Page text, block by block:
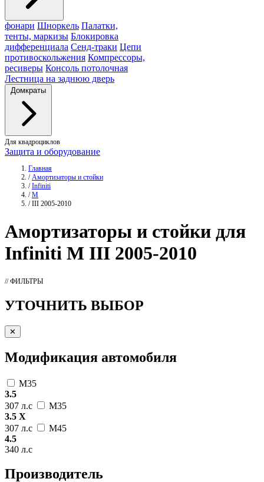
фонари Шноркель Палатки,
тенты, маркизы Блокировка
дифференциала Сенд-траки Цепи
противоскольжения Компрессоры,
ресиверы Консоль потолочная
Лестница на заднюю дверь
Домкраты
Для квадроциклов
Защита и оборудование
Главная
/ Амортизаторы и стойки
/ Infiniti
/ M
/ III 2005-2010
Амортизаторы и стойки для
Infiniti M III 2005-2010
// ФИЛЬТРЫ
УТОЧНИТЬ ВЫБОР
✕
Модификация автомобиля
M35
3.5
307 л.с
M35
3.5 X
307 л.с
M45
4.5
340 л.с
Производитель